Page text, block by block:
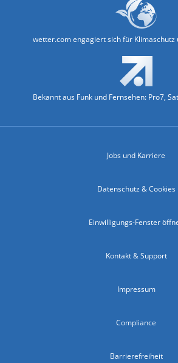
wetter.com engagiert sich für Klimaschutz
Bekannt aus Funk und Fernsehen: Pro7,
Jobs und Karriere
Datenschutz & Cookies
Einwilligungs-Fenster
Kontakt & Support
Impressum
Compliance
Barrierefreiheit